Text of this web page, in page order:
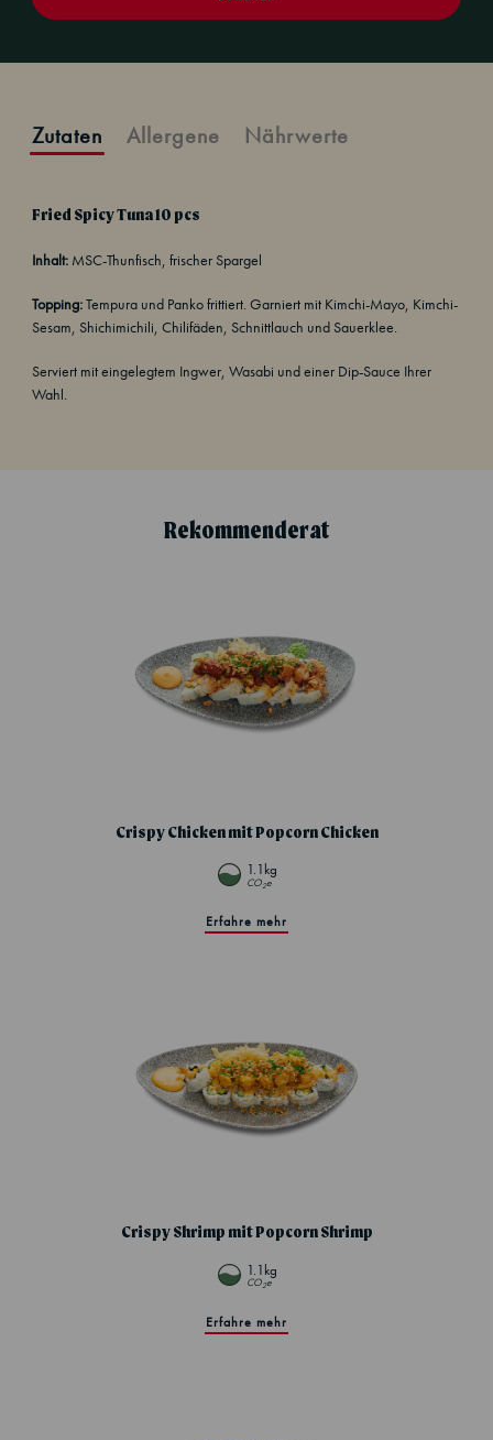
Zutaten Allergene Nährwerte
Fried Spicy Tuna 10 pcs
Inhalt:MSC-Thunfisch, frischer Spargel
Topping:Tempura und Panko frittiert. Garniert mit Kimchi-Mayo, Kimchi-
Sesam, Shichimichili, Chilifäden, Schnittlauch und Sauerklee.
Serviert mit eingelegtem Ingwer, Wasabi und einer Dip-Sauce Ihrer
Wahl.
Rekommenderat
Crispy Chicken mit Popcorn Chicken
1.1kg
CO2e
Erfahre mehr
Crispy Shrimp mit Popcorn Shrimp
1.1kg
CO2e
Erfahre mehr